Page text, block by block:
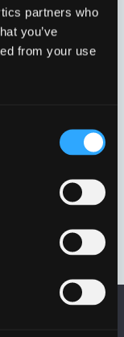
partners who
you’ve
from your use